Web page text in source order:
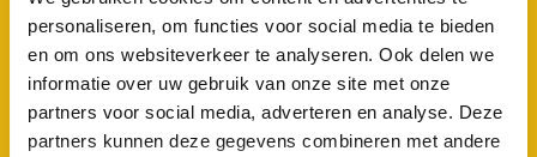
personaliseren, om functies voor social media te bieden
en om ons websiteverkeer te analyseren. Ook delen we
informatie over uw gebruik van onze site met onze
partners voor social media, adverteren en analyse. Deze
partners kunnen deze gegevens combineren met andere
reserveringen@fital.nl
ONZE VAKANTIES
Fietsgroepsvakanties
• FietsBusvakantie